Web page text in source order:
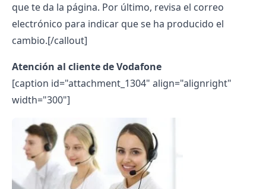
que te da la página. Por último, revisa el correo
electrónico para indicar que se ha producido el
cambio.[/callout]
Atención al cliente de Vodafone
[caption id="attachment_1304" align="alignright"
width="300"]